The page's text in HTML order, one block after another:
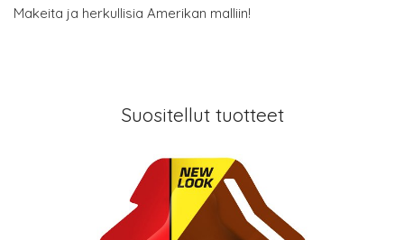
Makeita ja herkullisia Amerikan malliin!
Suositellut tuotteet